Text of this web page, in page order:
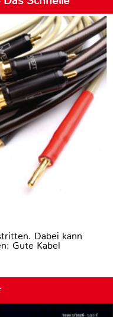
Dabei kann
Gute Kabel